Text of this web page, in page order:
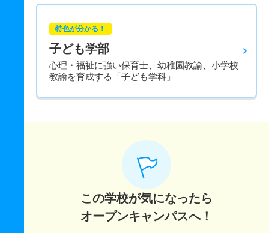
特色が分かる！
子ども学部
心理・福祉に強い保育士、幼稚園教諭、小学校
教諭を育成する「子ども学科」
この学校が気になったら
オープンキャンパスへ！